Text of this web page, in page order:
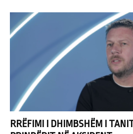
RRËFIMI I DHIMBSHËM I